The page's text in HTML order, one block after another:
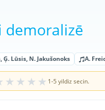
demoralizē
Lūsis, N. Jakušonoks A.
★ ★ ★ ★ 1-5 yildiz secin.